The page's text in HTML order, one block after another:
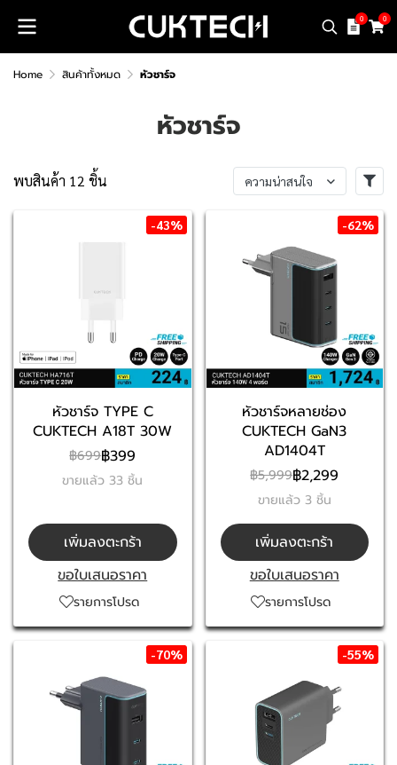
0 0
Home สินค้าทั้งหมด หัวชาร์จ
หัวชาร์จ
พบสินค้า 12 ชิ้น ความน่าสนใจ
-43%
หัวชาร์จ TYPE C
CUKTECH A18T 30W
฿699฿399
ขายแล้ว 33 ชิ้น
เพิ่มลงตะกร้า
ขอใบเสนอราคา
รายการโปรด
-62%
หัวชาร์จหลายช่อง
CUKTECH GaN3
AD1404T
฿5,999฿2,299
ขายแล้ว 3 ชิ้น
เพิ่มลงตะกร้า
ขอใบเสนอราคา
รายการโปรด
-70% -55%